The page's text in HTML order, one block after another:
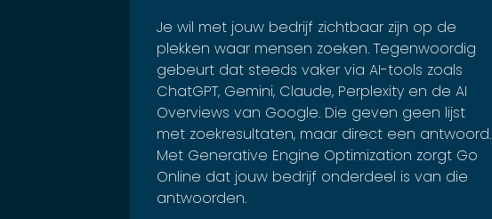
Je wil met jouw bedrijf zichtbaar zijn op de
plekken waar mensen zoeken. Tegenwoordig
gebeurt dat steeds vaker via AI-tools zoals
ChatGPT, Gemini, Claude, Perplexity en de AI
Overviews van Google. Die geven geen lijst
met zoekresultaten, maar direct een antwoord.
Met Generative Engine Optimization zorgt Go
Online dat jouw bedrijf onderdeel is van die
antwoorden.